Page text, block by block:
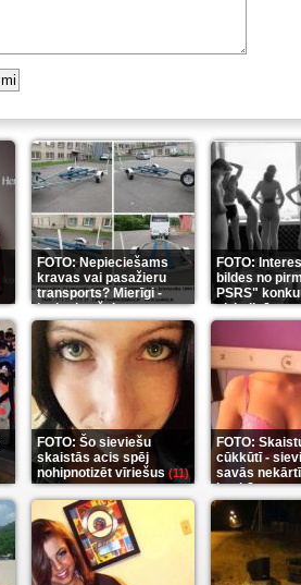
FOTO: Nepieciešams
kravas vai pasažieru
transports? Mierīgi -
ieskaties šeit(35)
FOTO:
bildes no
PSRS"
aizkulisēm
FOTO: Šo sieviešu
skaistās acis spēj
nohipnotizēt vīriešus (11)
FOTO:
cūkkūtī -
savās
istabās(12)